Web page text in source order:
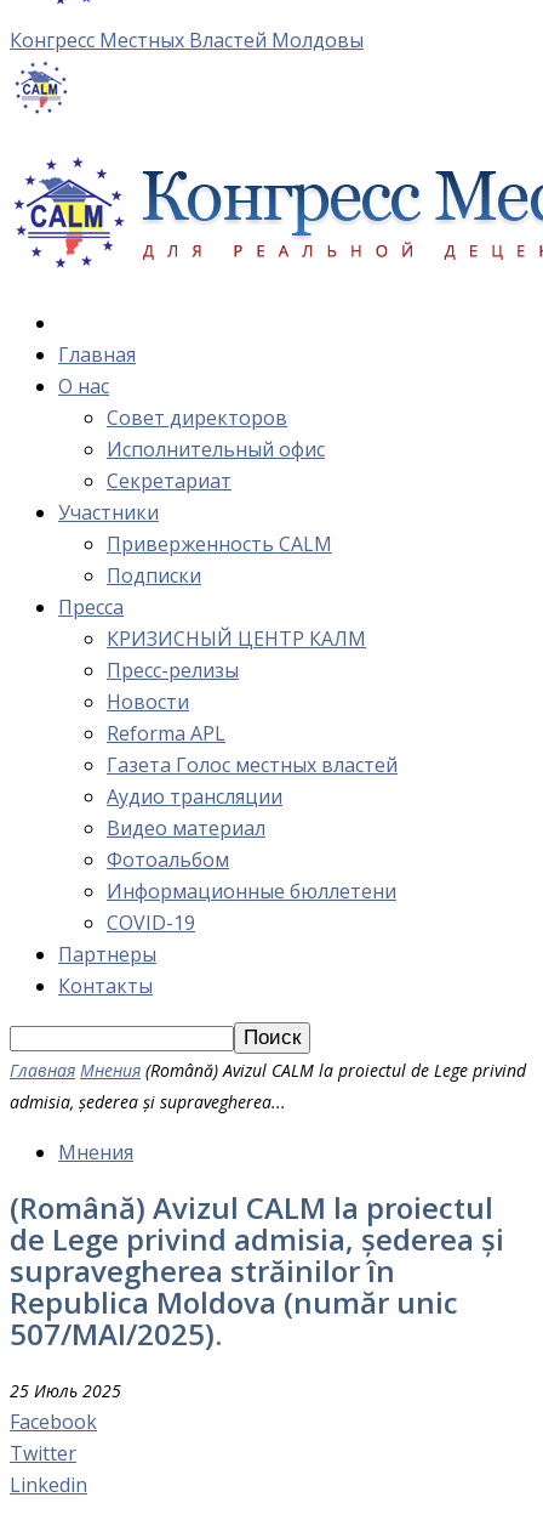
Конгресс Местных Властей Молдовы
Главная
О нас
Cовет директоров
Исполнительный офис
Cекретариат
Участники
Приверженность CALM
Подписки
Пресса
КРИЗИСНЫЙ ЦЕНТР КАЛМ
Пресс-релизы
Новости
Reforma APL
Газета Голос местных властей
Аудио трансляции
Видео материал
Фотоальбом
Информационные бюллетени
COVID-19
Партнеры
Контакты
Главная Мнения (Română) Avizul CALM la proiectul de Lege privind
admisia, șederea și supravegherea...
Мнения
(Română) Avizul CALM la proiectul
de Lege privind admisia, șederea și
supravegherea străinilor în
Republica Moldova (număr unic
507/MAI/2025).
25 Июль 2025
Facebook
Twitter
Linkedin